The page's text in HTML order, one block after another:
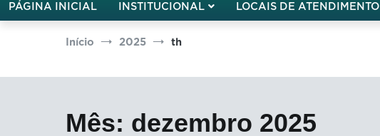
PÁGINA INICIAL INSTITUCIONAL LOCAIS DE ATENDIMENTO
Início 2025 th
Mês: dezembro 2025